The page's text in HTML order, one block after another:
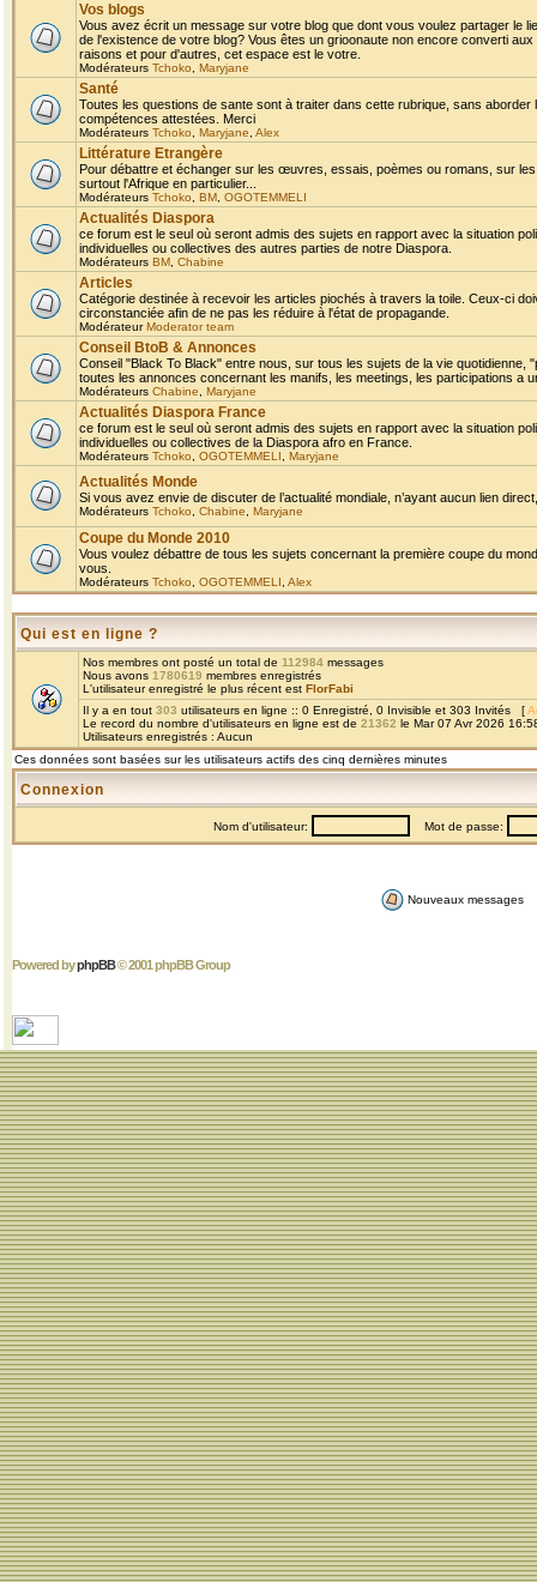
Vos blogs
Vous avez écrit un message sur votre blog que dont vous voulez partager le
de l'existence de votre blog? Vous êtes un grioonaute non encore converti
raisons et pour d'autres, cet espace est le votre.
Modérateurs Tchoko Maryjane
Santé
Toutes les questions de sante sont à traiter dans cette rubrique, sans
compétences attestées. Merci
Modérateurs Tchoko Maryjane Alex
Littérature Etrangère
Pour débattre et échanger sur les œuvres, essais, poèmes ou romans, sur
surtout l'Afrique en particulier...
Modérateurs Tchoko BM OGOTEMMELI
Actualités Diaspora
ce forum est le seul où seront admis des sujets en rapport avec la situation
individuelles ou collectives des autres parties de notre Diaspora.
Modérateurs BM Chabine
Articles
Catégorie destinée à recevoir les articles piochés à travers la toile. Ceux-ci
circonstanciée afin de ne pas les réduire à l'état de propagande.
ModérateurModerator team
Conseil BtoB & Annonces
Conseil "Black To Black" entre nous, sur tous les sujets de la vie
toutes les annonces concernant les manifs, les meetings, les participations a
Modérateurs Chabine Maryjane
Actualités Diaspora France
ce forum est le seul où seront admis des sujets en rapport avec la situation
individuelles ou collectives de la Diaspora afro en France.
Modérateurs Tchoko OGOTEMMELI Maryjane
Actualités Monde
Si vous avez envie de discuter de l’actualité mondiale, n’ayant aucun lien
Modérateurs Tchoko Chabine Maryjane
Coupe du Monde 2010
Vous voulez débattre de tous les sujets concernant la première coupe du
vous.
Modérateurs Tchoko OGOTEMMELI Alex
Qui est en ligne ?
Nos membres ont posté un total de 112984 messages
Nous avons 1780619 membres enregistrés
L'utilisateur enregistré le plus récent est FlorFabi
Il y a en tout 303 utilisateurs en ligne :: 0 Enregistré, 0 Invisible et 303 Invités [
Le record du nombre d'utilisateurs en ligne est de 21362 le Mar 07 Avr 2026
Utilisateurs enregistrés : Aucun
Ces données sont basées sur les utilisateurs actifs des cinq dernières minutes
Connexion
Nom d'utilisateur: Mot de passe:
Nouveaux messages
Powered byphpBB© 2001 phpBB Group